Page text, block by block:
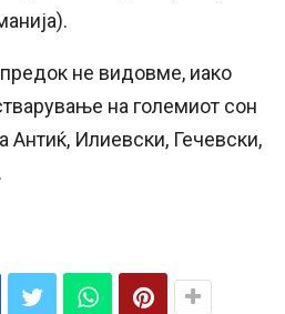
не видовме, иако
на големиот сон
Антиќ, Илиевски, Гечевски,